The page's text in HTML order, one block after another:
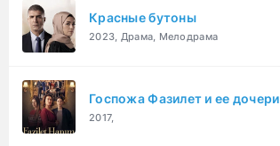
Красные бутоны
2023, Драма, Мелодрама
Госпожа Фазилет и ее дочери
2017,